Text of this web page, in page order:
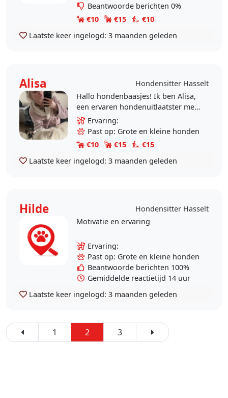
hou van alle honden, groot..
Beantwoorde berichten 0%
€10
€15
€10
Laatste keer ingelogd: 3 maanden geleden
Alisa
Hondensitter Hasselt
Hallo hondenbaasjes! Ik ben Alisa,
een ervaren hondenuitlaatster met
een grote liefde voor dieren. Mijn
doel is om elke hond een veilige
en..
Ervaring:
Past op: Grote en kleine honden
€10
€15
€15
Laatste keer ingelogd: 3 maanden geleden
Hilde
Hondensitter Hasselt
Motivatie en ervaring
Ervaring:
Past op: Grote en kleine honden
Beantwoorde berichten 100%
Gemiddelde reactietijd 14 uur
Laatste keer ingelogd: 3 maanden geleden
1 2 3